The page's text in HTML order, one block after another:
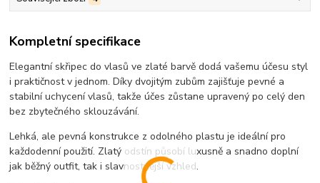
Kompletní specifikace
Elegantní skřipec do vlasů ve zlaté barvě dodá vašemu účesu styl
i praktičnost v jednom. Díky dvojitým zubům zajišťuje pevné a
stabilní uchycení vlasů, takže účes zůstane upravený po celý den
bez zbytečného sklouzávání.
Lehká, ale pevná konstrukce z odolného plastu je ideální pro
každodenní použití. Zlatý odstín působí luxusně a snadno doplní
jak běžný outfit, tak i slavnostnější vzhled.